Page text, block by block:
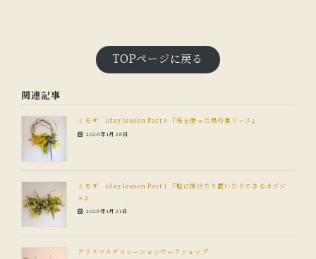
TOPページに戻る
関連記事
ミモザ 1day lesson PartⅡ『枝を使った鳥の巣リース』
2026年1月28日
ミモザ 1day lesson PartⅠ『壁に掛けたり置いたりできるオブジ
ェ』
2026年1月21日
クリスマスデコレーションワークショップ